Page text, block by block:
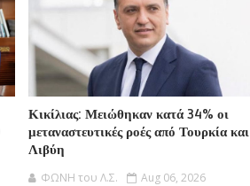
Κικίλιας: Μειώθηκαν κατά 34% οι
μεταναστευτικές ροές από Τουρκία και
Λιβύη
ΦΩΝΗ του Λ.Σ. Aug 06, 2026